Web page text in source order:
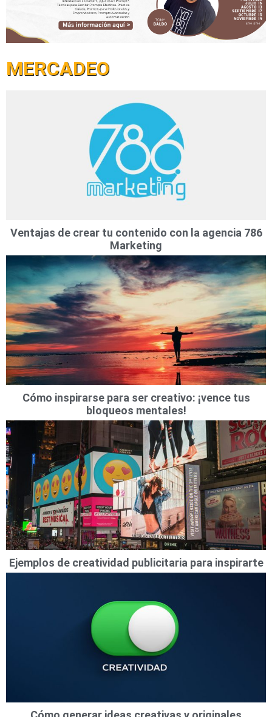
MERCADEO
Ventajas de crear tu contenido con la agencia 786
Marketing
Cómo inspirarse para ser creativo: ¡vence tus
bloqueos mentales!
Ejemplos de creatividad publicitaria para inspirarte